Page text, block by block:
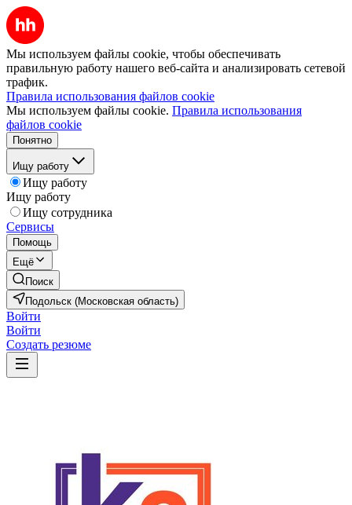
Мы используем файлы cookie, чтобы обеспечивать
правильную работу нашего веб-сайта и анализировать сетевой
трафик.
Правила использования файлов cookie
Мы используем файлы cookie. Правила использования
файлов cookie
Понятно
Ищу работу
Ищу работу
Ищу работу
Ищу сотрудника
Сервисы
Помощь
Ещё
Поиск
Подольск (Московская область)
Войти
Войти
Создать резюме